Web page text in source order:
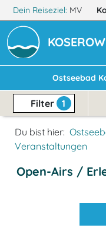
Dein Reiseziel: MV
KOSEROW
Ostseebad
Filter 1
Du bist hier:
Veranstaltungen
Open-Airs /